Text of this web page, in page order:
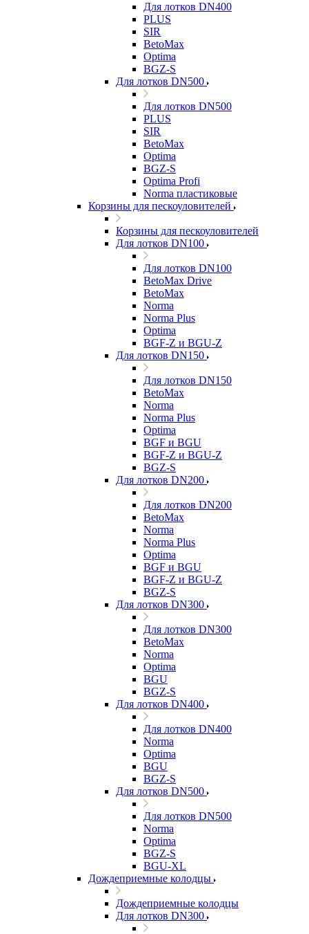
Для лотков DN400
PLUS
SIR
BetoMax
Optima
BGZ-S
Для лотков DN500
Для лотков DN500
PLUS
SIR
BetoMax
Optima
BGZ-S
Optima Profi
Norma пластиковые
Корзины для пескоуловителей
Корзины для пескоуловителей
Для лотков DN100
Для лотков DN100
BetoMax Drive
BetoMax
Norma
Norma Plus
Optima
BGF-Z и BGU-Z
Для лотков DN150
Для лотков DN150
BetoMax
Norma
Norma Plus
Optima
BGF и BGU
BGF-Z и BGU-Z
BGZ-S
Для лотков DN200
Для лотков DN200
BetoMax
Norma
Norma Plus
Optima
BGF и BGU
BGF-Z и BGU-Z
BGZ-S
Для лотков DN300
Для лотков DN300
BetoMax
Norma
Optima
BGU
BGZ-S
Для лотков DN400
Для лотков DN400
Norma
Optima
BGU
BGZ-S
Для лотков DN500
Для лотков DN500
Norma
Optima
BGZ-S
BGU-XL
Дождеприемные колодцы
Дождеприемные колодцы
Для лотков DN300